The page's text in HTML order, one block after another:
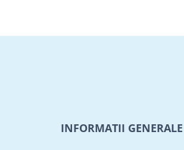
INFORMATII GENERALE